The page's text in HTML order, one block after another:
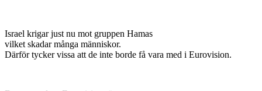
Israel krigar just nu mot gruppen Hamas
vilket skadar många människor.
Därför tycker vissa att de inte borde få vara med i Eurovision.